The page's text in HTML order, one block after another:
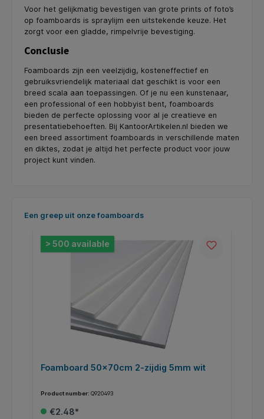
Voor het gelijkmatig bevestigen van grote prints of foto’s
op foamboards is spraylijm een uitstekende keuze. Het
zorgt voor een gladde, rimpelvrije bevestiging.
Conclusie
Foamboards zijn een veelzijdig, kosteneffectief en
gebruiksvriendelijk materiaal dat geschikt is voor een
breed scala aan toepassingen. Of je nu een kunstenaar,
een professional of een hobbyist bent, foamboards
bieden de perfecte oplossing voor al je creatieve en
presentatiebehoeften. Bij KantoorArtikelen.nl bieden we
een breed assortiment foamboards in verschillende maten
en diktes, zodat je altijd het perfecte product voor jouw
project kunt vinden.
Skip product gallery
Een greep uit onze foamboards
> 500 available
Foamboard 50x70cm 2-zijdig 5mm wit
Product number: Q920493
€2.48*